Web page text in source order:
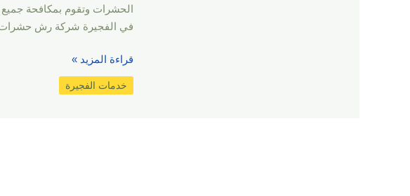
الحشرات وتقوم بمكافحة
في الفجيرة شركة رش حشرات
قراءة المزيد »
خدمات الفجيرة